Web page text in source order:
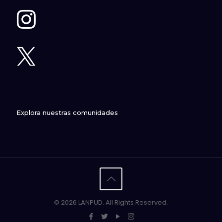
Explora nuestras comunidades
© 2026 LANPUD. All Rights Reserved.